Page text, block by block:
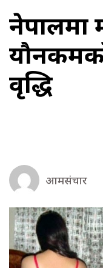
नेपालमा
वृद्धि
आमसंचार